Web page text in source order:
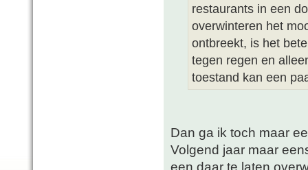
restaurants in een
overwinteren het
ontbreekt, is het
tegen regen en
toestand kan een
Dan ga ik toch maar
Volgend jaar maar
een daar te laten